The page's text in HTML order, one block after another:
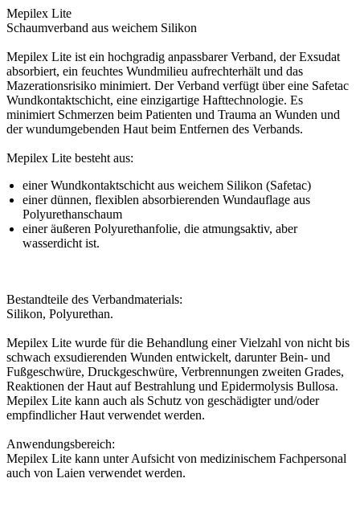
Mepilex Lite
Schaumverband aus weichem Silikon
Mepilex Lite ist ein hochgradig anpassbarer Verband, der Exsudat
absorbiert, ein feuchtes Wundmilieu aufrechterhält und das
Mazerationsrisiko minimiert. Der Verband verfügt über eine Safetac
Wundkontaktschicht, eine einzigartige Hafttechnologie. Es
minimiert Schmerzen beim Patienten und Trauma an Wunden und
der wundumgebenden Haut beim Entfernen des Verbands.
Mepilex Lite besteht aus:
einer Wundkontaktschicht aus weichem Silikon (Safetac)
einer dünnen, flexiblen absorbierenden Wundauflage aus
Polyurethanschaum
einer äußeren Polyurethanfolie, die atmungsaktiv, aber
wasserdicht ist.
Bestandteile des Verbandmaterials:
Silikon, Polyurethan.
Mepilex Lite wurde für die Behandlung einer Vielzahl von nicht bis
schwach exsudierenden Wunden entwickelt, darunter Bein- und
Fußgeschwüre, Druckgeschwüre, Verbrennungen zweiten Grades,
Reaktionen der Haut auf Bestrahlung und Epidermolysis Bullosa.
Mepilex Lite kann auch als Schutz von geschädigter und/oder
empfindlicher Haut verwendet werden.
Anwendungsbereich:
Mepilex Lite kann unter Aufsicht von medizinischem Fachpersonal
auch von Laien verwendet werden.